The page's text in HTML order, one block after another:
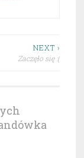
NEXT ›
Zaczęło się :(